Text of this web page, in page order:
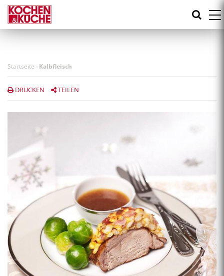
Direkt
zum
Inhalt
Startseite -Kalbfleisch
DRUCKEN TEILEN